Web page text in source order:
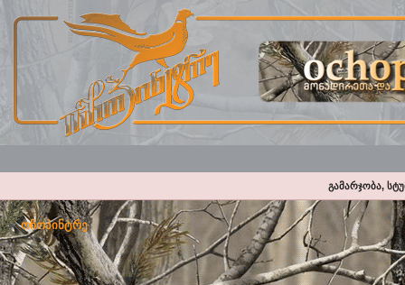
გამარჯობა,
ოჩოპინტრე